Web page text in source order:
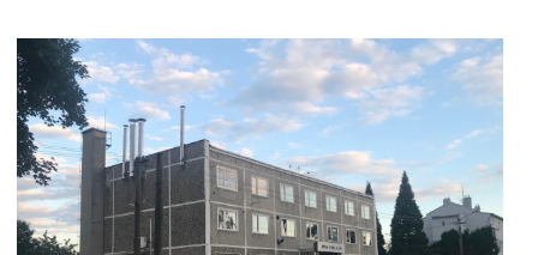
FAQ
Fotografie
a
stojánky
na
hrob
GARANCE
BEZPEČNÉ
DOPRAVY
VÝROBKU
AŽ